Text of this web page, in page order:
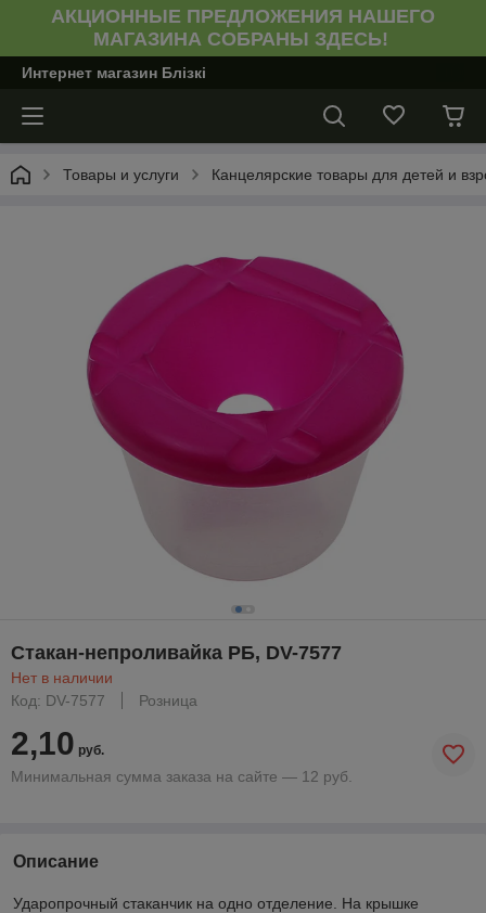
АКЦИОННЫЕ ПРЕДЛОЖЕНИЯ НАШЕГО
МАГАЗИНА СОБРАНЫ ЗДЕСЬ!
Интернет магазин Блiзкi
Товары и услуги Канцелярские товары для детей и
Стакан-непроливайка РБ, DV-7577
Нет в наличии
Код: DV-7577
Розница
2,10 руб.
Минимальная сумма заказа на сайте — 12 руб.
Описание
Ударопрочный стаканчик на одно отделение. На крышке